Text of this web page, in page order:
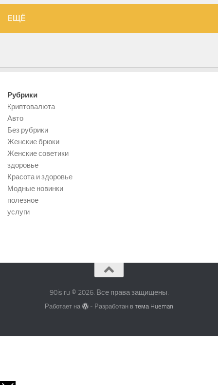
ЕЩЁ
Рубрики
Kриптовалюта
Авто
Без рубрики
Женские брюки
Женские советики
здоровье
Красота и здоровье
Модные новинки
полезное
услуги
90is.ru © 2026. Все права защищены.
Работает на - Разработан в тема Hueman